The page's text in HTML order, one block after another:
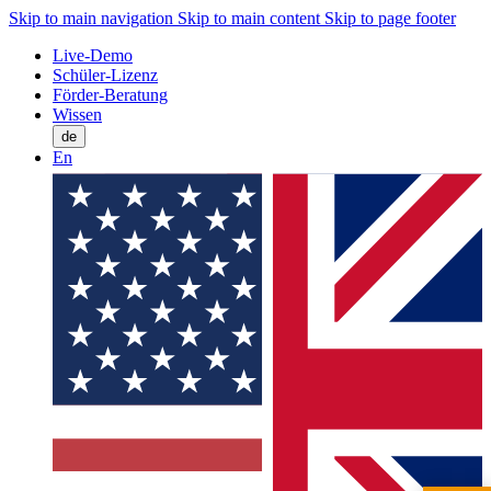
Skip to main navigation Skip to main content Skip to page footer
Live-Demo
Schüler-Lizenz
Förder-Beratung
Wissen
de
En